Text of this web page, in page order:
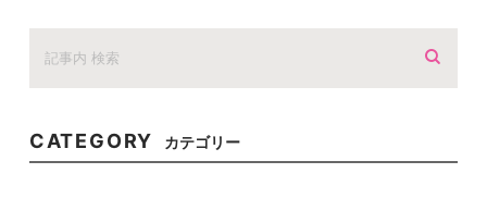
CATEGORY カテゴリー